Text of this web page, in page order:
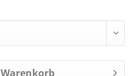
Warenkorb